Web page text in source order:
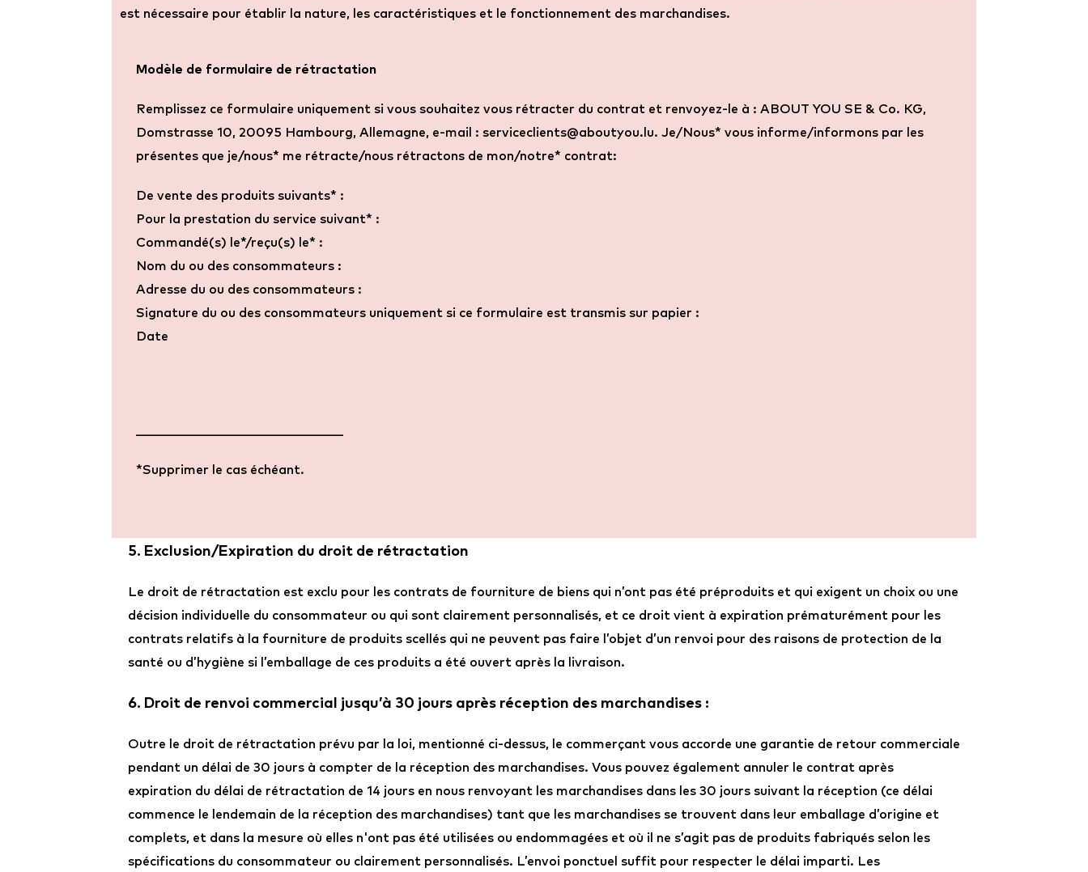
est nécessaire pour établir la nature, les caractéristiques et le fonctionnement des marchandises.
Modèle de formulaire de rétractation
Remplissez ce formulaire uniquement si vous souhaitez vous rétracter du contrat et renvoyez-le à : ABOUT YOU SE & Co. KG,
Domstrasse 10, 20095 Hambourg, Allemagne, e-mail : serviceclients@aboutyou.lu. Je/Nous* vous informe/informons par les
présentes que je/nous* me rétracte/nous rétractons de mon/notre* contrat:
De vente des produits suivants* :
Pour la prestation du service suivant* :
Commandé(s) le*/reçu(s) le* :
Nom du ou des consommateurs :
Adresse du ou des consommateurs :
Signature du ou des consommateurs uniquement si ce formulaire est transmis sur papier :
Date
*Supprimer le cas échéant.
5. Exclusion/Expiration du droit de rétractation
Le droit de rétractation est exclu pour les contrats de fourniture de biens qui n’ont pas été préproduits et qui exigent un choix ou une
décision individuelle du consommateur ou qui sont clairement personnalisés, et ce droit vient à expiration prématurément pour les
contrats relatifs à la fourniture de produits scellés qui ne peuvent pas faire l’objet d’un renvoi pour des raisons de protection de la
santé ou d’hygiène si l’emballage de ces produits a été ouvert après la livraison.
6. Droit de renvoi commercial jusqu’à 30 jours après réception des marchandises :
Outre le droit de rétractation prévu par la loi, mentionné ci-dessus, le commerçant vous accorde une garantie de retour commerciale
pendant un délai de 30 jours à compter de la réception des marchandises. Vous pouvez également annuler le contrat après
expiration du délai de rétractation de 14 jours en nous renvoyant les marchandises dans les 30 jours suivant la réception (ce délai
commence le lendemain de la réception des marchandises) tant que les marchandises se trouvent dans leur emballage d’origine et
complets, et dans la mesure où elles n'ont pas été utilisées ou endommagées et où il ne s’agit pas de produits fabriqués selon les
spécifications du consommateur ou clairement personnalisés. L’envoi ponctuel suffit pour respecter le délai imparti. Les